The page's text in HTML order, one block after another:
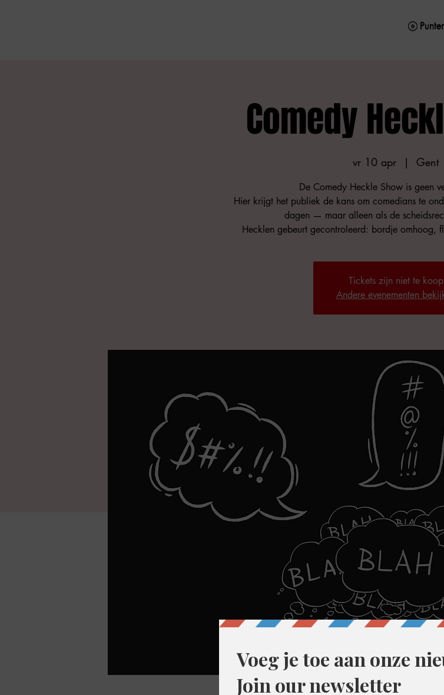
Comedy
vr 10 apr
  |
Gent
De Comedy Heckle Show is geen
Hier krijgt het publiek de kans om comedians te
dagen — maar alleen als de
Tickets zijn niet te koop
Andere evenementen